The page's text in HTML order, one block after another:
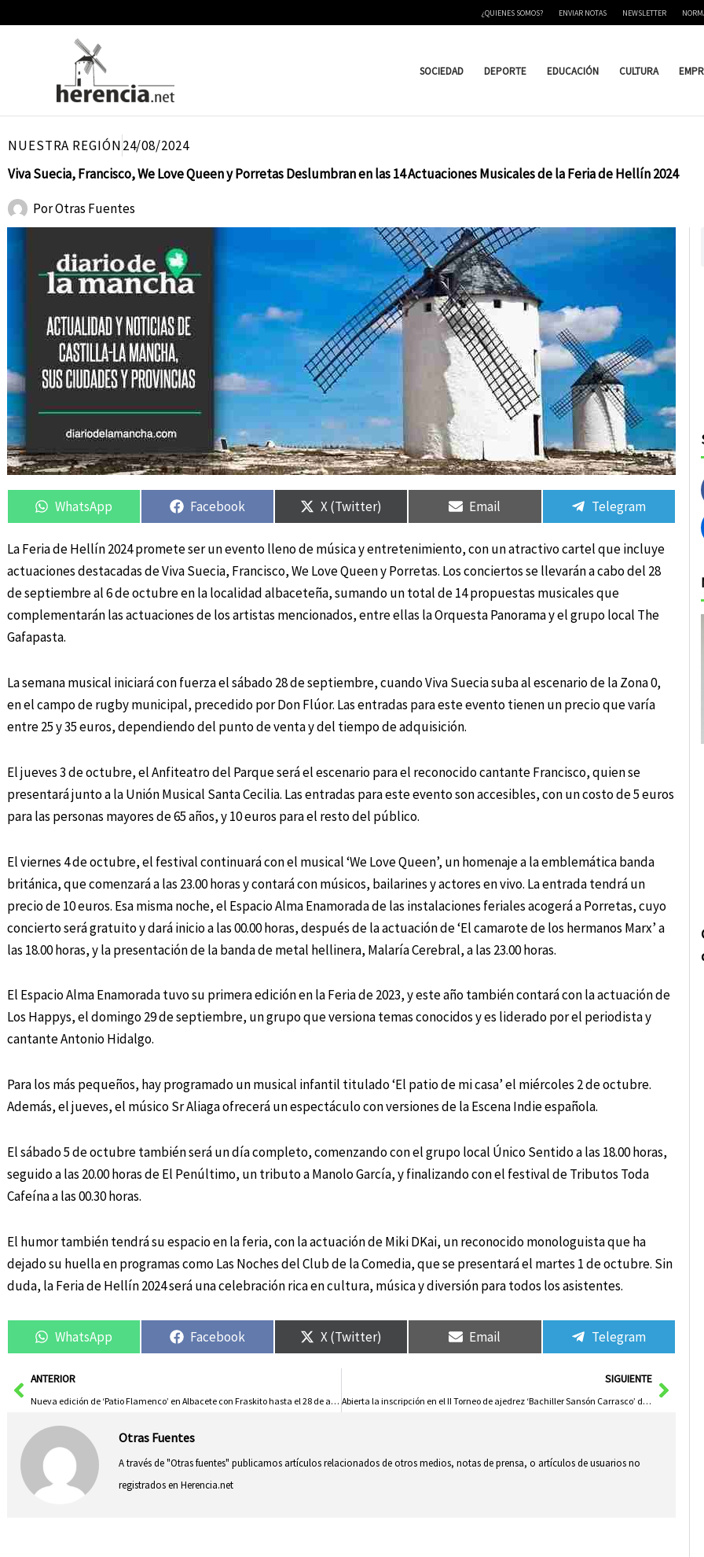
¿QUIENES SOMOS? ENVIAR NOTAS NEWSLETTER
SOCIEDAD DEPORTE EDUCACIÓN CULTURA
NUESTRA REGIÓN24/08/2024
Viva Suecia, Francisco, We Love Queen y Porretas Deslumbran en las 14 Actuaciones Musicales de la Feria de Hellín 2024
PorOtras Fuentes
Compartir
en
WhatsApp
Compartir
en
Facebook
Compartir
en
X (Twitter)
Compartir
en
Email
Compartir
en
Telegram
La Feria de Hellín 2024 promete ser un evento lleno de música y entretenimiento, con un atractivo cartel que incluye
actuaciones destacadas de Viva Suecia, Francisco, We Love Queen y Porretas. Los conciertos se llevarán a cabo del 28
de septiembre al 6 de octubre en la localidad albaceteña, sumando un total de 14 propuestas musicales que
complementarán las actuaciones de los artistas mencionados, entre ellas la Orquesta Panorama y el grupo local The
Gafapasta.
La semana musical iniciará con fuerza el sábado 28 de septiembre, cuando Viva Suecia suba al escenario de la Zona 0,
en el campo de rugby municipal, precedido por Don Flúor. Las entradas para este evento tienen un precio que varía
entre 25 y 35 euros, dependiendo del punto de venta y del tiempo de adquisición.
El jueves 3 de octubre, el Anfiteatro del Parque será el escenario para el reconocido cantante Francisco, quien se
presentará junto a la Unión Musical Santa Cecilia. Las entradas para este evento son accesibles, con un costo de 5 euros
para las personas mayores de 65 años, y 10 euros para el resto del público.
El viernes 4 de octubre, el festival continuará con el musical ‘We Love Queen’, un homenaje a la emblemática banda
británica, que comenzará a las 23.00 horas y contará con músicos, bailarines y actores en vivo. La entrada tendrá un
precio de 10 euros. Esa misma noche, el Espacio Alma Enamorada de las instalaciones feriales acogerá a Porretas, cuyo
concierto será gratuito y dará inicio a las 00.00 horas, después de la actuación de ‘El camarote de los hermanos Marx’ a
las 18.00 horas, y la presentación de la banda de metal hellinera, Malaría Cerebral, a las 23.00 horas.
El Espacio Alma Enamorada tuvo su primera edición en la Feria de 2023, y este año también contará con la actuación de
Los Happys, el domingo 29 de septiembre, un grupo que versiona temas conocidos y es liderado por el periodista y
cantante Antonio Hidalgo.
Para los más pequeños, hay programado un musical infantil titulado ‘El patio de mi casa’ el miércoles 2 de octubre.
Además, el jueves, el músico Sr Aliaga ofrecerá un espectáculo con versiones de la Escena Indie española.
El sábado 5 de octubre también será un día completo, comenzando con el grupo local Único Sentido a las 18.00 horas,
seguido a las 20.00 horas de El Penúltimo, un tributo a Manolo García, y finalizando con el festival de Tributos Toda
Cafeína a las 00.30 horas.
El humor también tendrá su espacio en la feria, con la actuación de Miki DKai, un reconocido monologuista que ha
dejado su huella en programas como Las Noches del Club de la Comedia, que se presentará el martes 1 de octubre. Sin
duda, la Feria de Hellín 2024 será una celebración rica en cultura, música y diversión para todos los asistentes.
Compartir
en
WhatsApp
Compartir
en
Facebook
Compartir
en
X (Twitter)
Compartir
en
Email
Compartir
en
Telegram
AntANTERIOR
Nueva edición de ‘Patio Flamenco’ en Albacete con Fraskito hasta el 28 de agosto
SIGUIENTE
Abierta la inscripción en el II Torneo de ajedrez ‘Bachiller Sansón Carrasco’ de Argamasilla de Alba
Otras Fuentes
A través de "Otras fuentes" publicamos artículos relacionados de otros medios, notas de prensa, o artículos de usuarios no
registrados en Herencia.net